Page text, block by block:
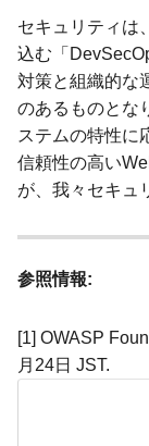
セキュリティは
込む「
対策と組織的な
のあるものとな
ステムの特性に
信頼性の高い
が、我々セキュ
参照情報:
[1] OWASP
月24日 JST.